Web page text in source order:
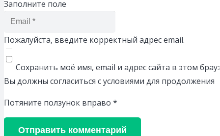
Заполните поле
Пожалуйста, введите корректный адрес email.
Сохранить моё имя, email и адрес сайта в этом
Вы должны согласиться с условиями для продолжения
Потяните ползунок вправо *
Отправить комментарий